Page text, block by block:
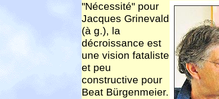
"Nécessité" pour
Jacques Grinevald
(à g.), la
décroissance est
une vision fataliste
et peu
constructive pour
Beat Bürgenmeier.